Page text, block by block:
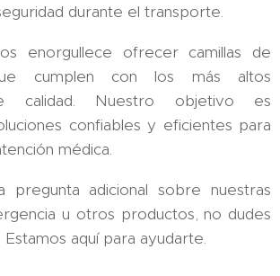
durante el transporte.
enorgullece ofrecer camillas de
cumplen con los más altos
calidad. Nuestro objetivo es
confiables y eficientes para
médica.
pregunta adicional sobre nuestras
u otros productos, no dudes
Estamos aquí para ayudarte.